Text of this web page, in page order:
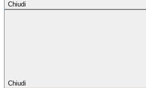
Chiudi
Chiudi